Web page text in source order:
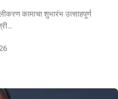
कामाचा शुभारंभ उत्साहपूर्ण